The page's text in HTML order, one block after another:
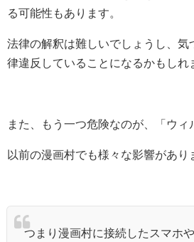
る可能性もあります。
法律の解釈は難しいでしょうし、気
律違反していることになるかもしれ
また、もう一つ危険なのが、「ウィ
以前の漫画村でも様々な影響があり
つまり漫画村に接続したスマホ